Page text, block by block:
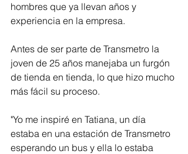
hombres que ya llevan años y
experiencia en la empresa.
Antes de ser parte de Transmetro la
joven de 25 años manejaba un furgón
de tienda en tienda, lo que hizo mucho
más fácil su proceso.
"Yo me inspiré en Tatiana, un día
estaba en una estación de Transmetro
esperando un bus y ella lo estaba